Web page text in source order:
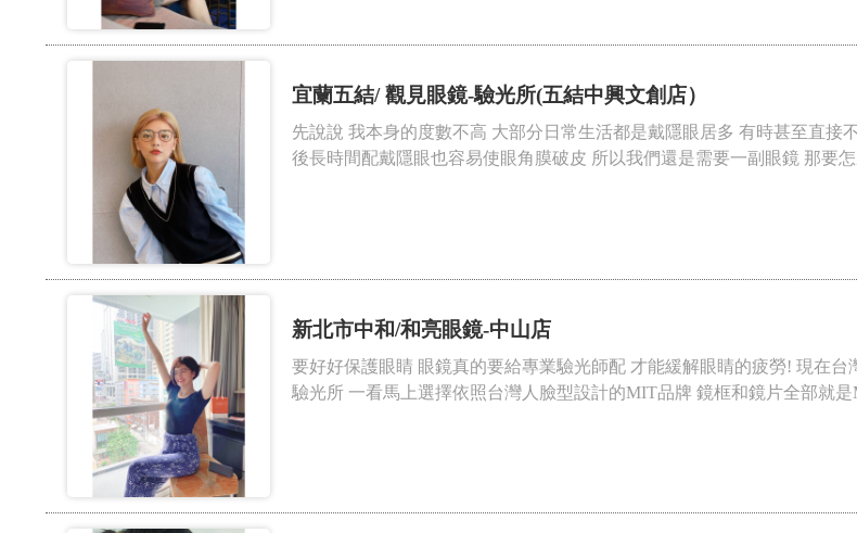
宜蘭五結/ 觀見眼鏡-驗光所(五結中興文創店）
先說說 我本身的度數不高 大部分日常生活都是戴隱眼居多 有時甚至直
後長時間配戴隱眼也容易使眼角膜破皮 所以我們還是需要一副眼鏡 那要怎
新北市中和/和亮眼鏡-中山店
要好好保護眼睛 眼鏡真的要給專業驗光師配 才能緩解眼睛的疲勞! 現在
驗光所 一看馬上選擇依照台灣人臉型設計的MIT品牌 鏡框和鏡片全部就是